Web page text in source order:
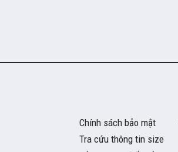
Chính sách bảo mật
Tra cứu thông tin size